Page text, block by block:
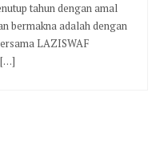
tahun dengan amal
bermakna adalah dengan
LAZISWAF
[…]